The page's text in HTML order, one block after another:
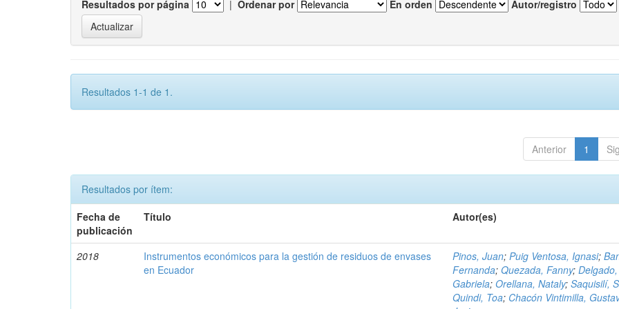
Resultados por página | Ordenar por En orden Autor/registro
Resultados 1-1 de 1.
Anterior 1
Resultados por ítem:
Fecha de
publicación
Título Autor(es)
2018
Instrumentos económicos para la gestión de residuos de envases
en Ecuador
Pinos, Juan;Puig Ventosa, Ignasi;
Fernanda;Quezada, Fanny;Delgado,
Gabriela;Orellana, Nataly;Saquisilí,
Quindi, Toa; Chacón Vintimilla,